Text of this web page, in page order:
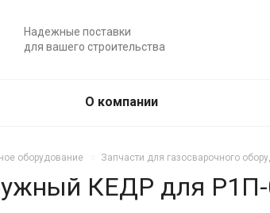
Надежные поставки
для вашего строительства
О компании
оборудование Запчасти для газосварочного
КЕДР для